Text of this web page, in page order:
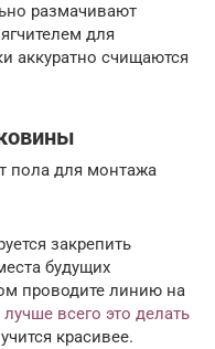
размачивают
для
аккуратно счищаются
пола для монтажа
закрепить
будущих
проводите линию на
лучше всего это делать
красивее.